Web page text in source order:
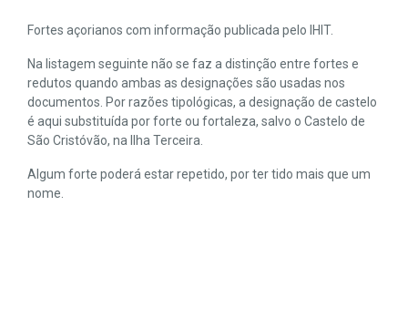
Fortes açorianos com informação publicada pelo IHIT.
Na listagem seguinte não se faz a distinção entre fortes e
redutos quando ambas as designações são usadas nos
documentos. Por razões tipológicas, a designação de castelo
é aqui substituída por forte ou fortaleza, salvo o Castelo de
São Cristóvão, na Ilha Terceira.
Algum forte poderá estar repetido, por ter tido mais que um
nome.